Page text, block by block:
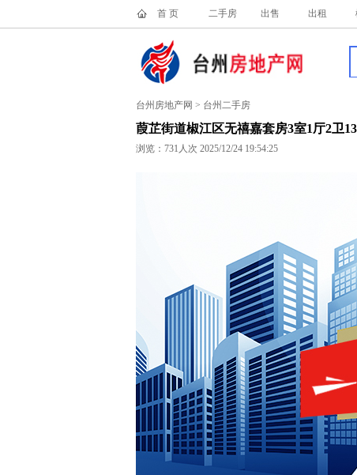
首 页 二手房 出售 出租
台州房地产网 > 台州二手房
葭芷街道椒江区无禧嘉套房3室1厅2卫
浏览： 731人次 2025/12/24 19:54:25